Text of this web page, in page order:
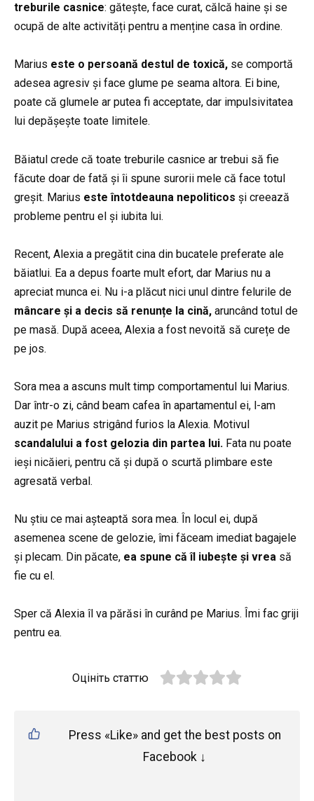
treburile casnice: gătește, face curat, călcă haine și se
ocupă de alte activități pentru a menține casa în ordine.
Marius este o persoană destul de toxică, se comportă
adesea agresiv și face glume pe seama altora. Ei bine,
poate că glumele ar putea fi acceptate, dar impulsivitatea
lui depășește toate limitele.
Băiatul crede că toate treburile casnice ar trebui să fie
făcute doar de fată și îi spune surorii mele că face totul
greșit. Marius este întotdeauna nepoliticos și creează
probleme pentru el și iubita lui.
Recent, Alexia a pregătit cina din bucatele preferate ale
băiatlui. Ea a depus foarte mult efort, dar Marius nu a
apreciat munca ei. Nu i-a plăcut nici unul dintre felurile de
mâncare și a decis să renunțe la cină, aruncând totul de
pe masă. După aceea, Alexia a fost nevoită să curețe de
pe jos.
Sora mea a ascuns mult timp comportamentul lui Marius.
Dar într-o zi, când beam cafea în apartamentul ei, l-am
auzit pe Marius strigând furios la Alexia. Motivul
scandalului a fost gelozia din partea lui. Fata nu poate
ieși nicăieri, pentru că și după o scurtă plimbare este
agresată verbal.
Nu știu ce mai așteaptă sora mea. În locul ei, după
asemenea scene de gelozie, îmi făceam imediat bagajele
și plecam. Din păcate, ea spune că îl iubește și vrea să
fie cu el.
Sper că Alexia îl va părăsi în curând pe Marius. Îmi fac griji
pentru ea.
Оцініть статтю
Press «Like» and get the best posts on
Facebook ↓